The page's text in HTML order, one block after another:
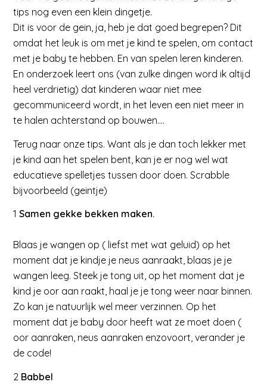
tips nog even een klein dingetje.
Dit is voor de gein, ja, heb je dat goed begrepen? Dit
omdat het leuk is om met je kind te spelen, om contact
met je baby te hebben. En van spelen leren kinderen.
En onderzoek leert ons (van zulke dingen word ik altijd
heel verdrietig) dat kinderen waar niet mee
gecommuniceerd wordt, in het leven een niet meer in
te halen achterstand op bouwen….
Terug naar onze tips. Want als je dan toch lekker met
je kind aan het spelen bent, kan je er nog wel wat
educatieve spelletjes tussen door doen. Scrabble
bijvoorbeeld (geintje)
1Samen gekke bekken maken.
Blaas je wangen op ( liefst met wat geluid) op het
moment dat je kindje je neus aanraakt, blaas je je
wangen leeg. Steek je tong uit, op het moment dat je
kind je oor aan raakt, haal je je tong weer naar binnen.
Zo kan je natuurlijk wel meer verzinnen. Op het
moment dat je baby door heeft wat ze moet doen (
oor aanraken, neus aanraken enzovoort, verander je
de code!
2 Babbel